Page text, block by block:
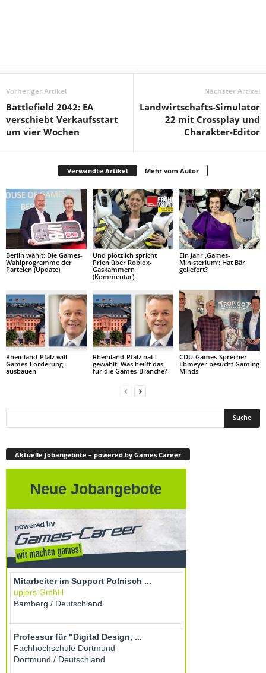
Vorheriger Artikel
Battlefield 2042: EA
verschiebt Verkaufsstart
um vier Wochen
Nächster Artikel
Landwirtschafts-Simulator
22 mit Crossplay und
Charakter-Editor
Verwandte Artikel Mehr vom Autor
Berlin wählt: Die Games-
Wahlprogramme der
Parteien (Update)
Und plötzlich spricht
Prien über Roblox-
Gaskammern
(Kommentar)
Ein Jahr ‚Games-
Ministerium‘: Hat Bär
geliefert?
Rheinland-Pfalz will
Games-Förderung
ausbauen
Rheinland-Pfalz hat
gewählt: Was heißt das
für die Games-Branche?
CDU-Games-Sprecher
Ebmeyer besucht Gaming
Minds
Aktuelle Jobangebote – powered by Games Career